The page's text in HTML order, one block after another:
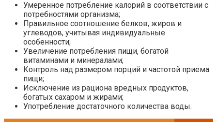
Умеренное потребление калорий в соответствии с
потребностями организма;
Правильное соотношение белков, жиров и
углеводов, учитывая индивидуальные
особенности;
Увеличение потребления пищи, богатой
витаминами и минералами;
Контроль над размером порций и частотой приема
пищи;
Исключение из рациона вредных продуктов,
богатых сахаром и жирами;
Употребление достаточного количества воды.